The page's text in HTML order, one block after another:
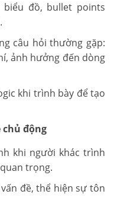
đồ, bullet points
câu hỏi thường gặp:
ảnh hưởng đến dòng
khi trình bày để tạo
động
khi người khác trình
trọng.
đề, thể hiện sự tôn